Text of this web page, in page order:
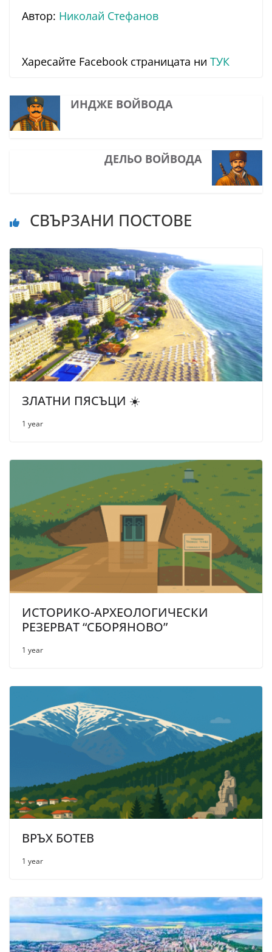
Автор: Николай Стефанов
Харесайте Facebook страницата ни ТУК
ИНДЖЕ ВОЙВОДА
ДЕЛЬО ВОЙВОДА
СВЪРЗАНИ ПОСТОВЕ
ЗЛАТНИ ПЯСЪЦИ ☀️
1 year
ИСТОРИКО-АРХЕОЛОГИЧЕСКИ
РЕЗЕРВАТ “СБОРЯНОВО”
1 year
ВРЪХ БОТЕВ
1 year